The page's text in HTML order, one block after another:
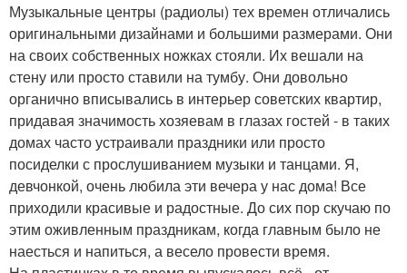
Музыкальные центры (радиолы) тех времен отличались
оригинальными дизайнами и большими размерами. Они
на своих собственных ножках стояли. Их вешали на
стену или просто ставили на тумбу. Они довольно
органично вписывались в интерьер советских квартир,
придавая значимость хозяевам в глазах гостей - в таких
домах часто устраивали праздники или просто
посиделки с прослушиванием музыки и танцами. Я,
девчонкой, очень любила эти вечера у нас дома! Все
приходили красивые и радостные. До сих пор скучаю по
этим оживленным праздникам, когда главным было не
наесться и напиться, а весело провести время.